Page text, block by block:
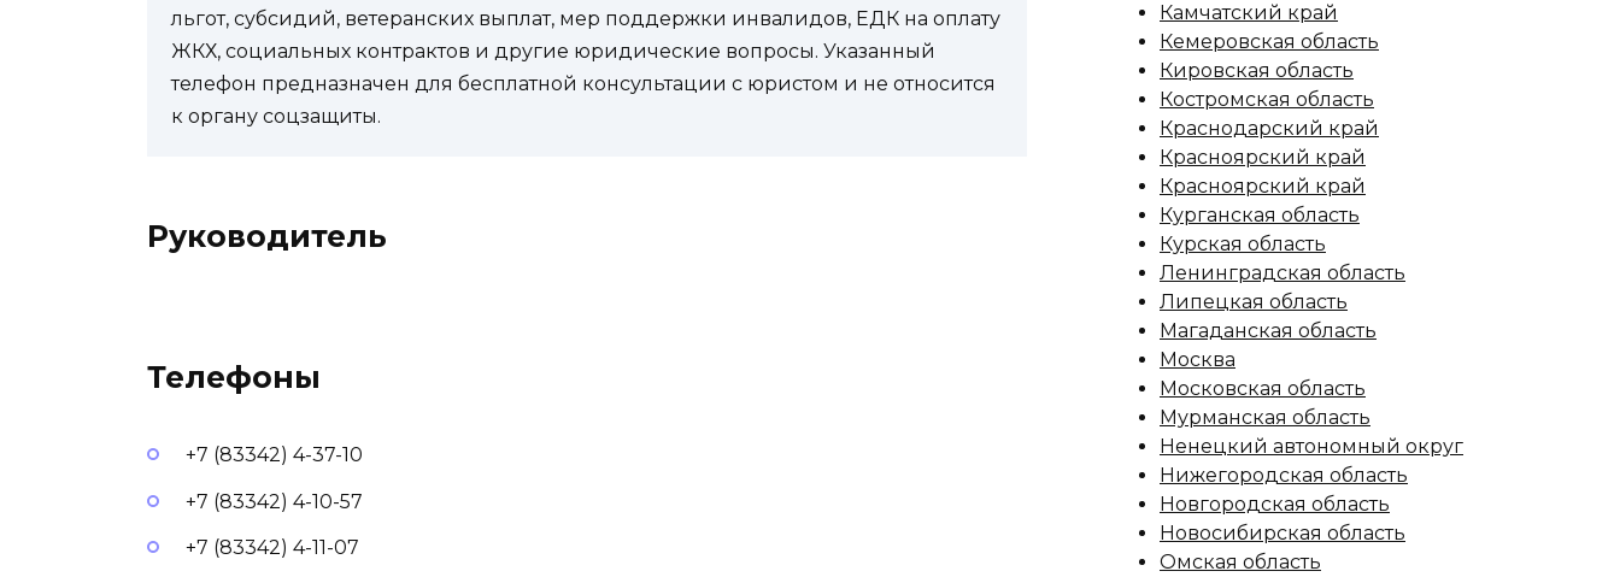
льгот, субсидий, ветеранских выплат, мер поддержки инвалидов, ЕДК на оплату
ЖКХ, социальных контрактов и другие юридические вопросы. Указанный
телефон предназначен для бесплатной консультации с юристом и не относится
к органу соцзащиты.
Руководитель
Телефоны
+7 (83342) 4-37-10
+7 (83342) 4-10-57
+7 (83342) 4-11-07
Камчатский край
Кемеровская область
Кировская область
Костромская область
Краснодарский край
Красноярский край
Красноярский край
Курганская область
Курская область
Ленинградская область
Липецкая область
Магаданская область
Москва
Московская область
Мурманская область
Ненецкий автономный округ
Нижегородская область
Новгородская область
Новосибирская область
Омская область